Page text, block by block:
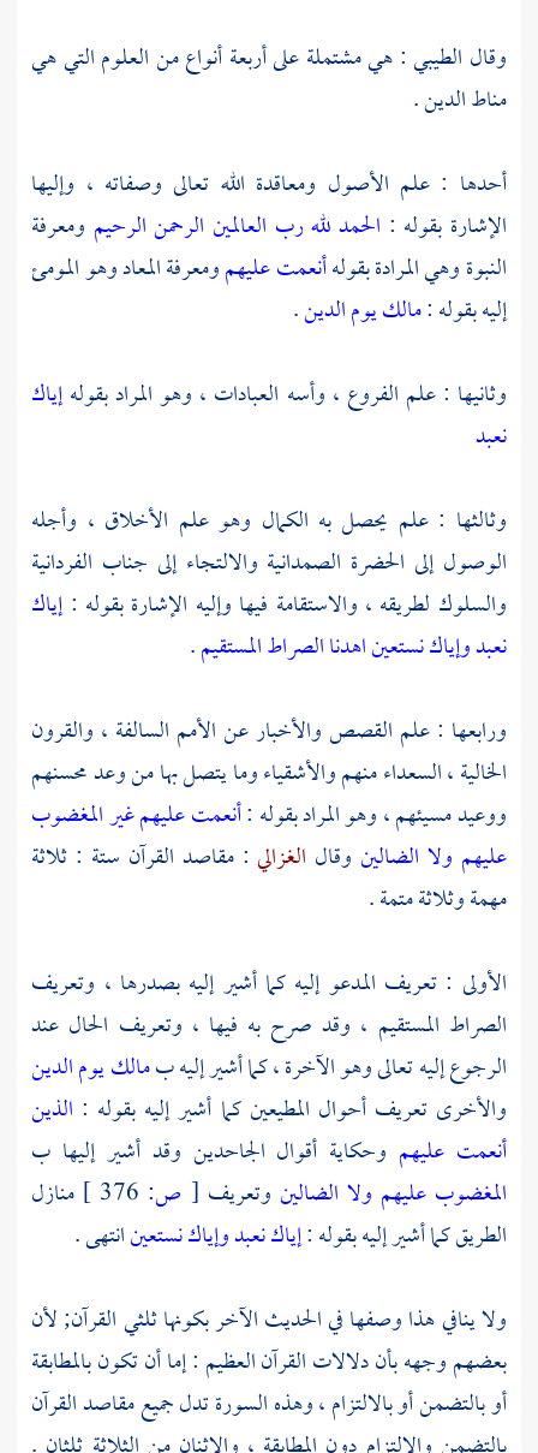
وقال الطيبي: هي مشتملة على أربعة أنواع من العلوم التي هي
مناط الدين .
أحدها : علم الأصول ومعاقدة الله تعالى وصفاته ، وإليها
الإشارة بقوله : الحمد لله رب العالمين الرحمن الرحيم ومعرفة
النبوة وهي المرادة بقولهأنعمت عليهمومعرفة المعاد وهو المومئ
إليه بقوله :مالك يوم الدين.
وثانيها : علم الفروع ، وأسه العبادات ، وهو المراد بقولهإياك
نعبد
وثالثها : علم يحصل به الكمال وهو علم الأخلاق ، وأجله
الوصول إلى الحضرة الصمدانية والالتجاء إلى جناب الفردانية
والسلوك لطريقه ، والاستقامة فيها وإليه الإشارة بقوله :إياك
نعبد وإياك نستعيناهدنا الصراط المستقيم.
ورابعها : علم القصص والأخبار عن الأمم السالفة ، والقرون
الخالية ، السعداء منهم والأشقياء وما يتصل بها من وعد محسنهم
ووعيد مسيئهم ، وهو المراد بقوله :أنعمت عليهم غير المغضوب
عليهم ولا الضالين وقال الغزالي : مقاصد القرآن ستة : ثلاثة
مهمة وثلاثة متمة .
الأولى : تعريف المدعو إليه كما أشير إليه بصدرها ، وتعريف
الصراط المستقيم ، وقد صرح به فيها ، وتعريف الحال عند
الرجوع إليه تعالى وهو الآخرة ، كما أشير إليه بمالك يوم الدين
والأخرى تعريف أحوال المطيعين كما أشير إليه بقوله : الذين
أنعمت عليهم وحكاية أقوال الجاحدين وقد أشير إليها ب
المغضوب عليهم ولا الضالين وتعريف [ ص:
منازل
الطريق كما أشير إليه بقوله :إياك نعبد وإياك نستعينانتهى .
ولا ينافي هذا وصفها في الحديث الآخر بكونها ثلثي القرآن; لأن
بعضهم وجهه بأن دلالات القرآن العظيم : إما أن تكون بالمطابقة
أو بالتضمن أو بالالتزام ، وهذه السورة تدل جميع مقاصد القرآن